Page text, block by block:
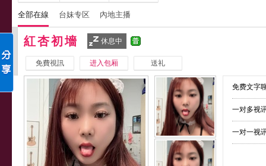
全部在線 台妹专区 內地主播
紅杏初墻 休息中
免費視訊 进入包厢 送礼
免费文字
一对多视
一对一视